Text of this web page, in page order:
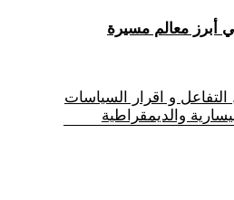
ال ٨٠ ما هي أبرز معالم مسيرة
التفاعل و اقرار السياسات
والديمقراطية